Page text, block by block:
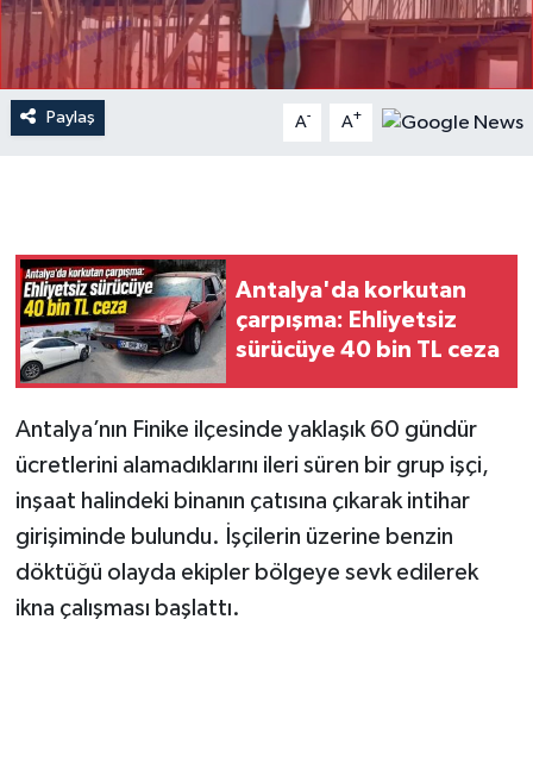
Paylaş A- A+
Antalya'da korkutan
çarpışma: Ehliyetsiz
sürücüye 40 bin TL ceza
Antalya’nın Finike ilçesinde yaklaşık 60 gündür
ücretlerini alamadıklarını ileri süren bir grup işçi,
inşaat halindeki binanın çatısına çıkarak intihar
girişiminde bulundu. İşçilerin üzerine benzin
döktüğü olayda ekipler bölgeye sevk edilerek
ikna çalışması başlattı.